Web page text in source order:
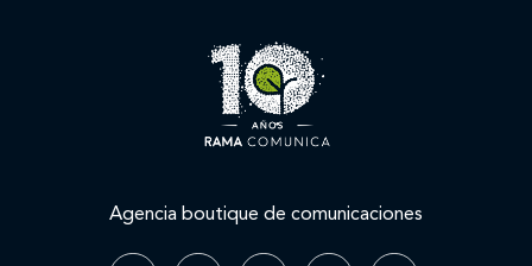
Agencia boutique de comunicaciones